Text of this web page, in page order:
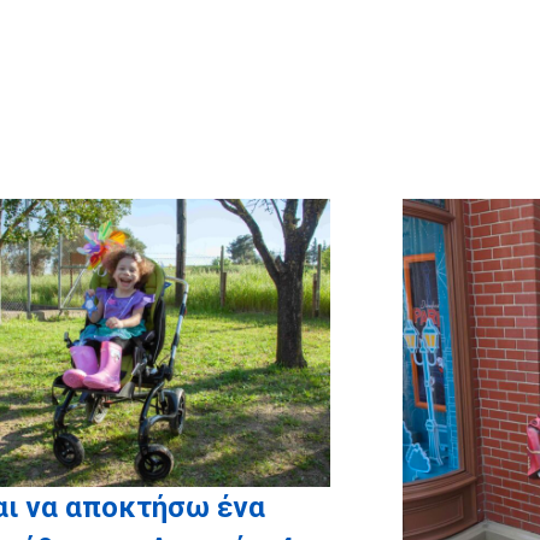
για τη χορηγία όλων των
φωτογραφικών
άλμπουμ!
να αποκτήσω ένα